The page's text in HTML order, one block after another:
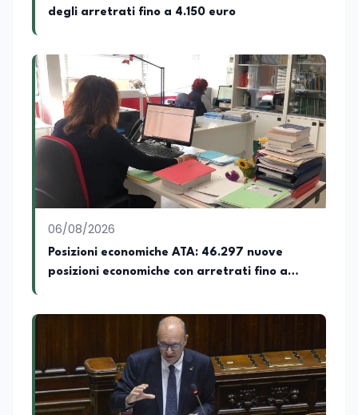
significativa esperienza nella
testate della carta stampata. Questa
esperienza sul campo gli ha conferito
una padronanza trasversale dei linguaggi
mediatici, dalla televisione al digitale.
Attualmente ricopre il ruolo di Direttore
Responsabile di EduNews24.it, testata
giornalistica online dedicata al mondo
dell'istruzione, della formazione e delle
politiche educative italiane ed europee,
dove cura la linea editoriale e
supervisiona la produzione di contenuti
operatori del settore educativo. È inoltre
docente di Comunicazione presso la
mediazione linguistica, dove mette a
disposizione delle nuove generazioni di
professionisti della comunicazione il
proprio bagaglio di competenze
giornalistiche, analitiche e accademiche.
degli arretrati fino a 4.150 euro
06/08/2026
Posizioni economiche ATA: 46.297 nuove
posizioni economiche con arretrati fino a